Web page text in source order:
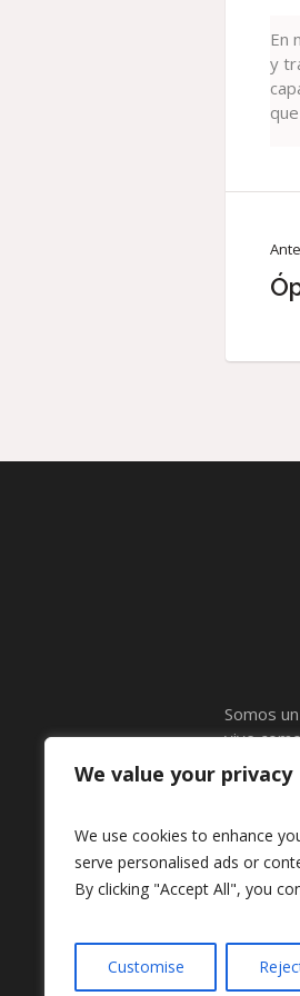
We value your privacy
We use cookies to enhance
serve personalised ads or
By clicking "Accept All", you
Customise
En
y
Somos
vive
calidez,
llenas de